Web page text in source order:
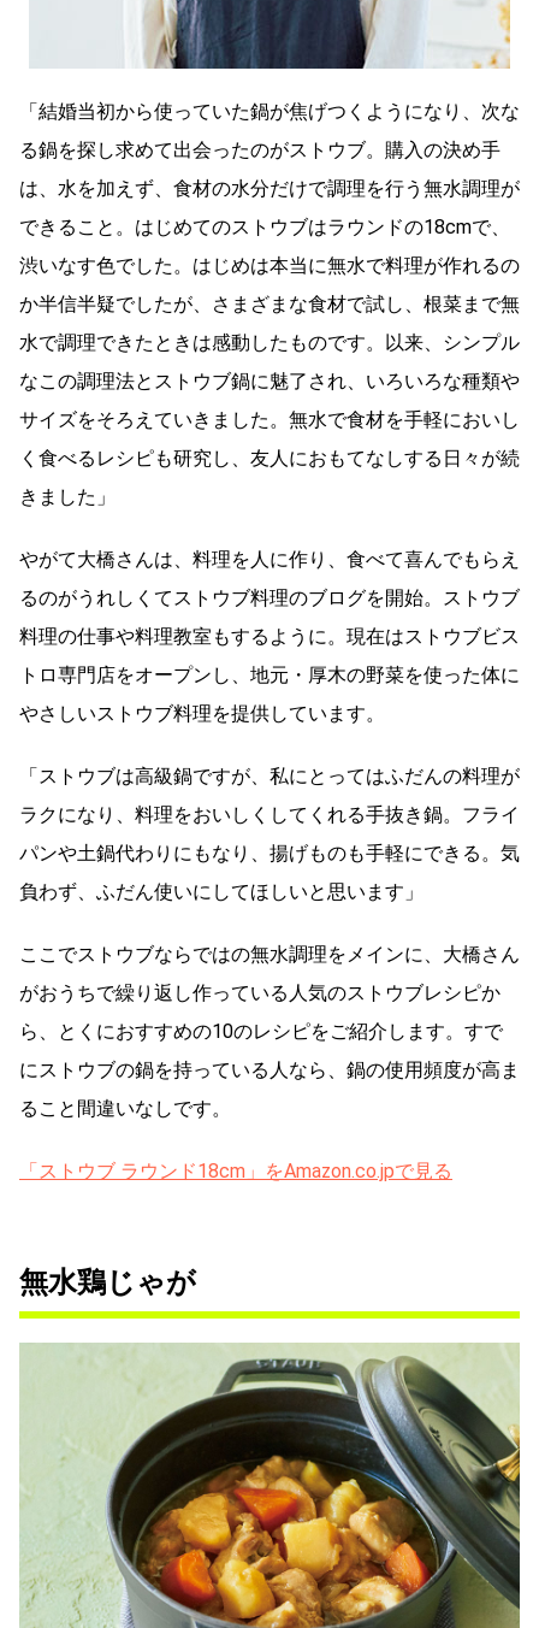
「結婚当初から使っていた鍋が焦げつくようになり、次な
る鍋を探し求めて出会ったのがストウブ。購入の決め手
は、水を加えず、食材の水分だけで調理を行う無水調理が
できること。はじめてのストウブはラウンドの18cmで、
渋いなす色でした。はじめは本当に無水で料理が作れるの
か半信半疑でしたが、さまざまな食材で試し、根菜まで無
水で調理できたときは感動したものです。以来、シンプル
なこの調理法とストウブ鍋に魅了され、いろいろな種類や
サイズをそろえていきました。無水で食材を手軽においし
く食べるレシピも研究し、友人におもてなしする日々が続
きました」
やがて大橋さんは、料理を人に作り、食べて喜んでもらえ
るのがうれしくてストウブ料理のブログを開始。ストウブ
料理の仕事や料理教室もするように。現在はストウブビス
トロ専門店をオープンし、地元・厚木の野菜を使った体に
やさしいストウブ料理を提供しています。
「ストウブは高級鍋ですが、私にとってはふだんの料理が
ラクになり、料理をおいしくしてくれる手抜き鍋。フライ
パンや土鍋代わりにもなり、揚げものも手軽にできる。気
負わず、ふだん使いにしてほしいと思います」
ここでストウブならではの無水調理をメインに、大橋さん
がおうちで繰り返し作っている人気のストウブレシピか
ら、とくにおすすめの10のレシピをご紹介します。すで
にストウブの鍋を持っている人なら、鍋の使用頻度が高ま
ること間違いなしです。
「ストウブ ラウンド18cm」をAmazon.co.jpで見る
無水鶏じゃが